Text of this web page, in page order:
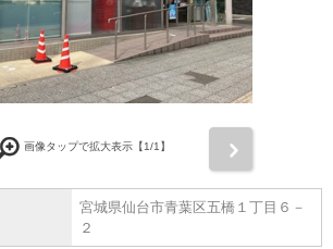
画像タップで拡大表示【1/1】
宮城県仙台市青葉区五橋１丁目６－
２